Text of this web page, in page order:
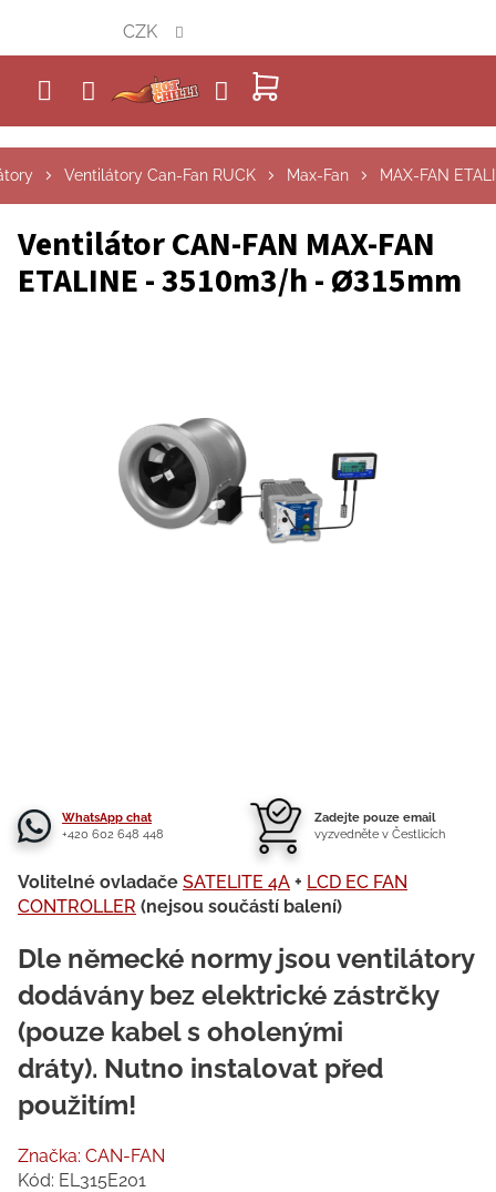
obsah
NÁKUPNÍ
KOŠÍK
CZK
Ventilátory Can-Fan RUCK Max-Fan MAX-FAN
Ventilátor CAN-FAN MAX-FAN
ETALINE - 3510m3/h - Ø315mm
WhatsApp chat
+420 602 648 448
Zadejte pouze email
vyzvedněte v Čestlicích
Volitelné ovladače SATELITE 4A + LCD EC FAN
CONTROLLER (nejsou součástí balení)
Dle německé normy jsou ventilátory
dodávány bez elektrické zástrčky
(pouze kabel s oholenými
dráty). Nutno instalovat před
použitím!
Značka: CAN-FAN
Kód: EL315E201